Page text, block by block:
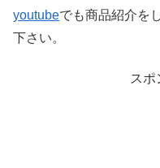
youtubeでも商品紹介を
下さい。
スポ